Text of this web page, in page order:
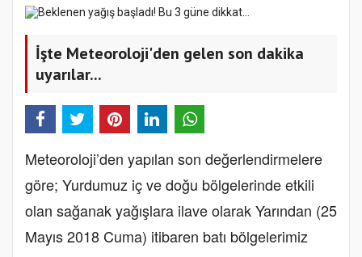
İşte Meteoroloji'den gelen son dakika
uyarılar...
Meteoroloji’den yapılan son değerlendirmelere
göre; Yurdumuz iç ve doğu bölgelerinde etkili
olan sağanak yağışlara ilave olarak Yarından (25
Mayıs 2018 Cuma) itibaren batı bölgelerimiz